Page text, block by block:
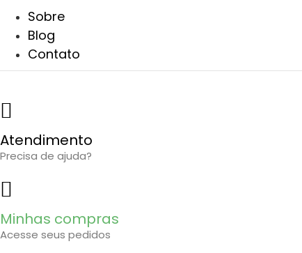
conteúdo
Sobre
Blog
Contato
Atendimento
Precisa de ajuda?
Minhas compras
Acesse seus pedidos